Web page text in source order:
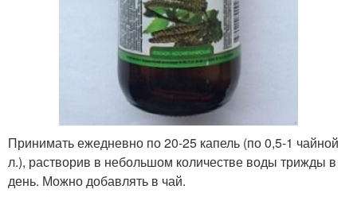
Принимать ежедневно по 20-25 капель (по 0,5-1 чайной
л.), растворив в небольшом количестве воды трижды в
день. Можно добавлять в чай.